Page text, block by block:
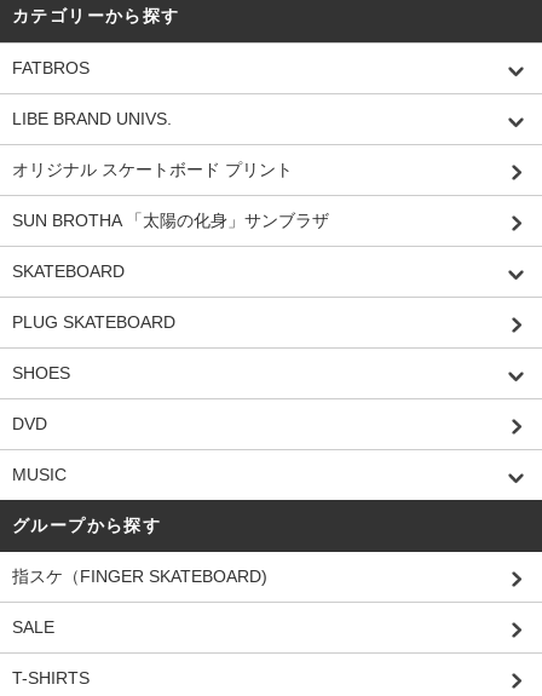
カテゴリーから探す
FATBROS
LIBE BRAND UNIVS.
オリジナル スケートボード プリント
SUN BROTHA 「太陽の化身」サンブラザ
SKATEBOARD
PLUG SKATEBOARD
SHOES
DVD
MUSIC
グループから探す
指スケ（FINGER SKATEBOARD)
SALE
T-SHIRTS